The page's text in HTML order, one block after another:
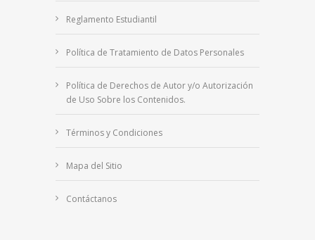
Reglamento Estudiantil
Política de Tratamiento de Datos Personales
Política de Derechos de Autor y/o Autorización
de Uso Sobre los Contenidos.
Términos y Condiciones
Mapa del Sitio
Contáctanos